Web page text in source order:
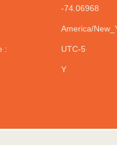
-74.06968
America/
: UTC-5
Y